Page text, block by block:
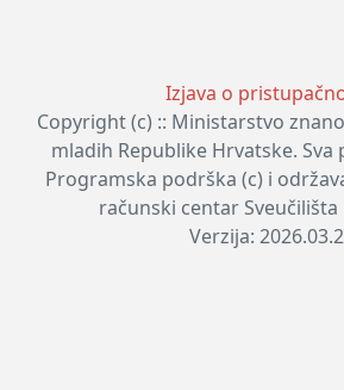
Izjava o
Copyright (c) :: Ministarstvo
mladih Republike Hrvatske. Sva
Programska podrška (c) i
računski centar Sveučilišta
Verzija: 2026.03.2